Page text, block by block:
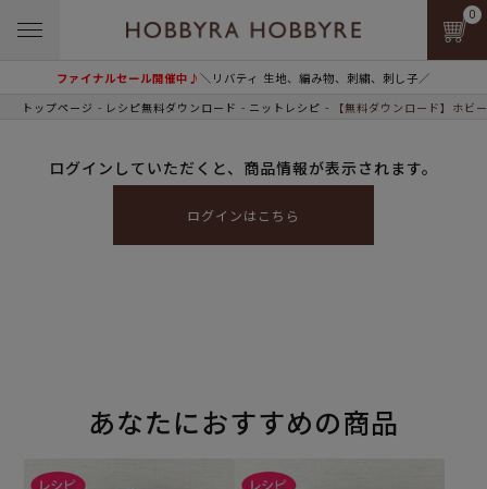
ファイナルセール開催中♪＼リバティ 生地、編み物、刺繍、刺し子／
0
トップページ レシピ無料ダウンロード ニットレシピ 【無料ダウンロード】ホビ
ログインしていただくと、商品情報が表示されます。
ログインはこちら
あなたにおすすめの商品